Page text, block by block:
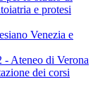
e protesi
Venezia e
- Ateneo di Verona
dei corsi